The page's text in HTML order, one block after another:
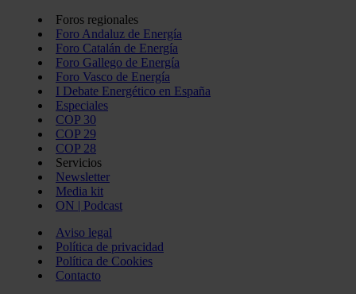
Foros regionales
Foro Andaluz de Energía
Foro Catalán de Energía
Foro Gallego de Energía
Foro Vasco de Energía
I Debate Energético en España
Especiales
COP 30
COP 29
COP 28
Servicios
Newsletter
Media kit
ON | Podcast
Aviso legal
Política de privacidad
Política de Cookies
Contacto